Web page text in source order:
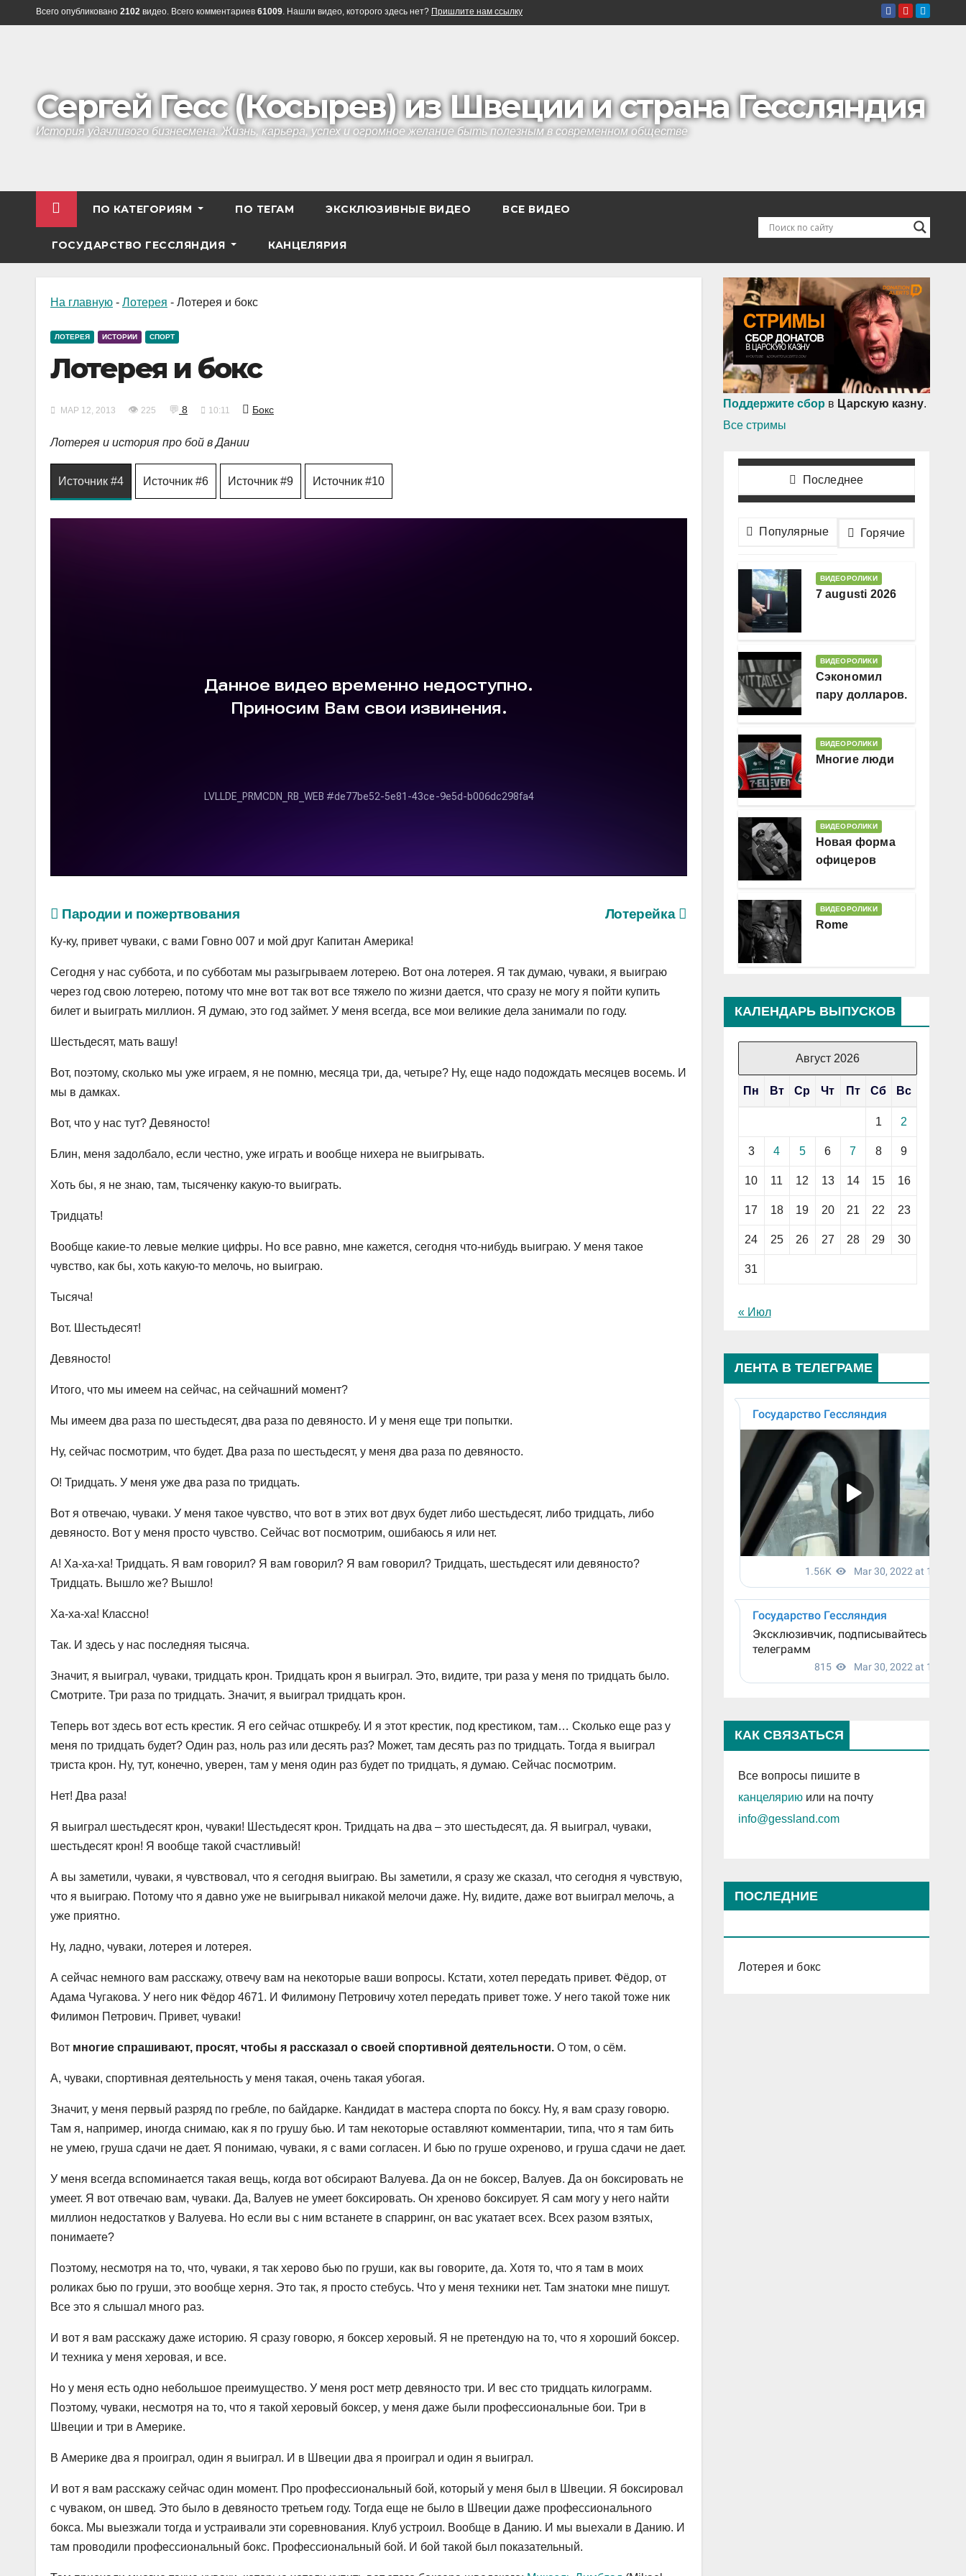
ПерейтиВсего опубликовано 2102 видео. Всего комментариев 61009. Нашли видео, которого здесь нет? Пришлите нам ссылку
Сергей Гесс (Косырев) из Швеции и страна Гессляндия
История удачливого бизнесмена. Жизнь, карьера, успех и огромное желание быть полезным в современном обществе
ПО КАТЕГОРИЯМ ПО ТЕГАМ ЭКСКЛЮЗИВНЫЕ ВИДЕО ВСЕ ВИДЕО
ГОСУДАРСТВО ГЕССЛЯНДИЯ КАНЦЕЛЯРИЯ
На главную - Лотерея - Лотерея и бокс
ЛОТЕРЕЯ ИСТОРИИ СПОРТ
Лотерея и бокс
МАР 12, 2013 👁 225 💬 8 10:11 Бокс
Лотерея и история про бой в Дании
Источник #4 Источник #6 Источник #9 Источник #10
Лотерейка
Пародии и пожертвования
Ку-ку, привет чуваки, с вами Говно 007 и мой друг Капитан Америка!
Сегодня у нас суббота, и по субботам мы разыгрываем лотерею. Вот она лотерея. Я так думаю, чуваки, я выиграю
через год свою лотерею, потому что мне вот так вот все тяжело по жизни дается, что сразу не могу я пойти купить
билет и выиграть миллион. Я думаю, это год займет. У меня всегда, все мои великие дела занимали по году.
Шестьдесят, мать вашу!
Вот, поэтому, сколько мы уже играем, я не помню, месяца три, да, четыре? Ну, еще надо подождать месяцев восемь. И
мы в дамках.
Вот, что у нас тут? Девяносто!
Блин, меня задолбало, если честно, уже играть и вообще нихера не выигрывать.
Хоть бы, я не знаю, там, тысяченку какую-то выиграть.
Тридцать!
Вообще какие-то левые мелкие цифры. Но все равно, мне кажется, сегодня что-нибудь выиграю. У меня такое
чувство, как бы, хоть какую-то мелочь, но выиграю.
Тысяча!
Вот. Шестьдесят!
Девяносто!
Итого, что мы имеем на сейчас, на сейчашний момент?
Мы имеем два раза по шестьдесят, два раза по девяносто. И у меня еще три попытки.
Ну, сейчас посмотрим, что будет. Два раза по шестьдесят, у меня два раза по девяносто.
О! Тридцать. У меня уже два раза по тридцать.
Вот я отвечаю, чуваки. У меня такое чувство, что вот в этих вот двух будет либо шестьдесят, либо тридцать, либо
девяносто. Вот у меня просто чувство. Сейчас вот посмотрим, ошибаюсь я или нет.
А! Ха-ха-ха! Тридцать. Я вам говорил? Я вам говорил? Я вам говорил? Тридцать, шестьдесят или девяносто?
Тридцать. Вышло же? Вышло!
Ха-ха-ха! Классно!
Так. И здесь у нас последняя тысяча.
Значит, я выиграл, чуваки, тридцать крон. Тридцать крон я выиграл. Это, видите, три раза у меня по тридцать было.
Смотрите. Три раза по тридцать. Значит, я выиграл тридцать крон.
Теперь вот здесь вот есть крестик. Я его сейчас отшкребу. И я этот крестик, под крестиком, там… Сколько еще раз у
меня по тридцать будет? Один раз, ноль раз или десять раз? Может, там десять раз по тридцать. Тогда я выиграл
триста крон. Ну, тут, конечно, уверен, там у меня один раз будет по тридцать, я думаю. Сейчас посмотрим.
Нет! Два раза!
Я выиграл шестьдесят крон, чуваки! Шестьдесят крон. Тридцать на два – это шестьдесят, да. Я выиграл, чуваки,
шестьдесят крон! Я вообще такой счастливый!
А вы заметили, чуваки, я чувствовал, что я сегодня выиграю. Вы заметили, я сразу же сказал, что сегодня я чувствую,
что я выиграю. Потому что я давно уже не выигрывал никакой мелочи даже. Ну, видите, даже вот выиграл мелочь, а
уже приятно.
Ну, ладно, чуваки, лотерея и лотерея.
А сейчас немного вам расскажу, отвечу вам на некоторые ваши вопросы. Кстати, хотел передать привет. Фёдор, от
Адама Чугакова. У него ник Фёдор 4671. И Филимону Петровичу хотел передать привет тоже. У него такой тоже ник
Филимон Петрович. Привет, чуваки!
Вот многие спрашивают, просят, чтобы я рассказал о своей спортивной деятельности. О том, о сём.
А, чуваки, спортивная деятельность у меня такая, очень такая убогая.
Значит, у меня первый разряд по гребле, по байдарке. Кандидат в мастера спорта по боксу. Ну, я вам сразу говорю.
Там я, например, иногда снимаю, как я по грушу бью. И там некоторые оставляют комментарии, типа, что я там бить
не умею, груша сдачи не дает. Я понимаю, чуваки, я с вами согласен. И бью по груше охреново, и груша сдачи не дает.
У меня всегда вспоминается такая вещь, когда вот обсирают Валуева. Да он не боксер, Валуев. Да он боксировать не
умеет. Я вот отвечаю вам, чуваки. Да, Валуев не умеет боксировать. Он хреново боксирует. Я сам могу у него найти
миллион недостатков у Валуева. Но если вы с ним встанете в спарринг, он вас укатает всех. Всех разом взятых,
понимаете?
Поэтому, несмотря на то, что, чуваки, я так херово бью по груши, как вы говорите, да. Хотя то, что я там в моих
роликах бью по груши, это вообще херня. Это так, я просто стебусь. Что у меня техники нет. Там знатоки мне пишут.
Все это я слышал много раз.
И вот я вам расскажу даже историю. Я сразу говорю, я боксер херовый. Я не претендую на то, что я хороший боксер.
И техника у меня херовая, и все.
Но у меня есть одно небольшое преимущество. У меня рост метр девяносто три. И вес сто тридцать килограмм.
Поэтому, чуваки, несмотря на то, что я такой херовый боксер, у меня даже были профессиональные бои. Три в
Швеции и три в Америке.
В Америке два я проиграл, один я выиграл. И в Швеции два я проиграл и один я выиграл.
И вот я вам расскажу сейчас один момент. Про профессиональный бой, который у меня был в Швеции. Я боксировал
с чуваком, он швед. Это было в девяносто третьем году. Тогда еще не было в Швеции даже профессионального
бокса. Мы выезжали тогда и устраивали эти соревнования. Клуб устроил. Вообще в Данию. И мы выехали в Данию. И
там проводили профессиональный бокс. Профессиональный бой. И бой такой был показательный.
Поддержите сбор в Царскую казну.
Все стримы
Последнее
Популярные Горячие
ВИДЕОРОЛИКИ
7 augusti 2026
ВИДЕОРОЛИКИ
Сэкономил
пару долларов.
ВИДЕОРОЛИКИ
Многие люди
ВИДЕОРОЛИКИ
Новая форма
офицеров
ВИДЕОРОЛИКИ
Rome
КАЛЕНДАРЬ ВЫПУСКОВ
Август 2026
Пн Вт Ср Чт Пт Сб Вс
1 2
3 4 5 6 7 8 9
10 11 12 13 14 15 16
17 18 19 20 21 22 23
24 25 26 27 28 29 30
31
« Июл
ЛЕНТА В ТЕЛЕГРАМЕ
КАК СВЯЗАТЬСЯ
Все вопросы пишите в
канцеляриюили на почту
info@gessland.com
ПОСЛЕДНИЕ
Лотерея и бокс